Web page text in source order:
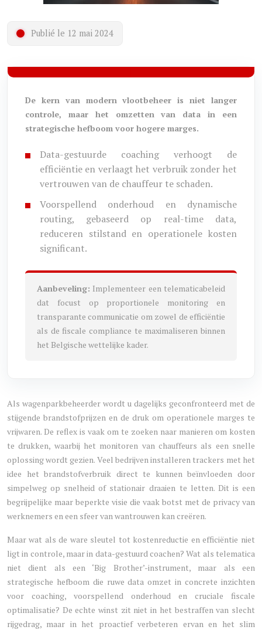
Publié le 12 mai 2024
De kern van modern vlootbeheer is niet langer
controle, maar het omzetten van data in een
strategische hefboom voor hogere marges.
Data-gestuurde coaching verhoogt de
efficiëntie en verlaagt het verbruik zonder het
vertrouwen van de chauffeur te schaden.
Voorspellend onderhoud en dynamische
routing, gebaseerd op real-time data,
reduceren stilstand en operationele kosten
significant.
Aanbeveling: Implementeer een telematicabeleid
dat focust op proportionele monitoring en
transparante communicatie om zowel de efficiëntie
als de fiscale compliance te maximaliseren binnen
het Belgische wettelijke kader.
Als wagenparkbeheerder wordt u dagelijks geconfronteerd met de
stijgende brandstofprijzen en de druk om operationele marges te
vrijwaren. De reflex is vaak om te zoeken naar manieren om kosten
te drukken, waarbij het monitoren van chauffeurs als een snelle
oplossing wordt gezien. Veel bedrijven installeren trackers met het
idee het brandstofverbruik direct te kunnen beïnvloeden door
simpelweg op snelheid of stationair draaien te letten. Dit is een
begrijpelijke maar beperkte visie die vaak botst met de privacy van
werknemers en een sfeer van wantrouwen kan creëren.
Maar wat als de ware sleutel tot kostenreductie en efficiëntie niet
ligt in controle, maar in data-gestuurd coachen? Wat als telematica
niet dient als een ‘Big Brother’-instrument, maar als een
strategische hefboom die ruwe data omzet in concrete inzichten
voor coaching, voorspellend onderhoud en cruciale fiscale
optimalisatie? De echte winst zit niet in het bestraffen van slecht
rijgedrag, maar in het proactief verbeteren ervan en het slim